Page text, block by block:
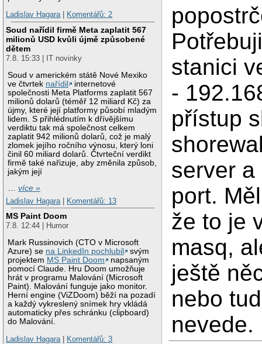
Ladislav Hagara| Komentářů: 2
Soud nařídil firmě Meta zaplatit 567
milionů USD kvůli újmě způsobené
dětem
7.8. 15:33 | IT novinky
Soud v americkém státě Nové Mexiko
ve čtvrtek nařídil
internetové
společnosti Meta Platforms zaplatit 567
milionů dolarů (téměř 12 miliard Kč) za
újmy, které její platformy působí mladým
lidem. S přihlédnutím k dřívějšímu
verdiktu tak má společnost celkem
zaplatit 942 milionů dolarů, což je malý
zlomek jejího ročního výnosu, který loni
činil 60 miliard dolarů. Čtvrteční verdikt
firmě také nařizuje, aby změnila způsob,
jakým její
…více »
Ladislav Hagara
Komentářů: 13
MS Paint Doom
7.8. 12:44 | Humor
Mark Russinovich (CTO v Microsoft
Azure) se na LinkedIn pochlubil
svým
projektem MS Paint Doom
napsaným
pomocí Claude. Hru Doom umožňuje
hrát v programu Malování (Microsoft
Paint). Malování funguje jako monitor.
Herní engine (ViZDoom) běží na pozadí
a každý vykreslený snímek hry vkládá
automaticky přes schránku (clipboard)
do Malování.
Ladislav Hagara
Komentářů: 3
stanici
-
přístup
server
port.
že to je
masq,
ještě
nebo
nevede.